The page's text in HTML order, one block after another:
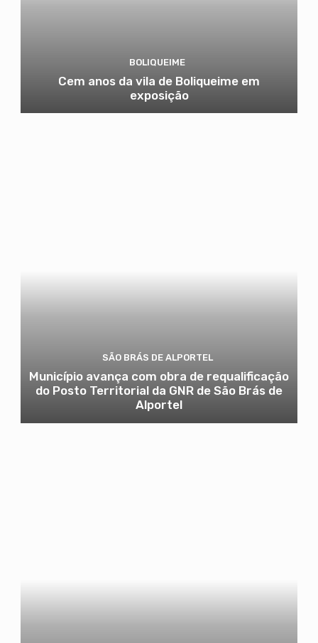
BOLIQUEIME
Cem anos da vila de Boliqueime em
exposição
SÃO BRÁS DE ALPORTEL
Município avança com obra de requalificação
do Posto Territorial da GNR de São Brás de
Alportel